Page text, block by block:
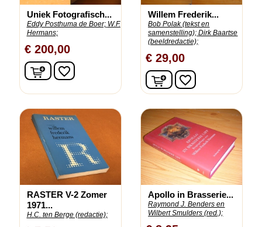
Uniek Fotografisch...
Eddy Posthuma de Boer; W.F.
Hermans;
€ 200,00
In winkelwagen
favorite_border
Willem Frederik...
Bob Polak (tekst en
samenstelling); Dirk Baartse
(beeldredactie);
€ 29,00
In winkelwagen
favorite_border
RASTER V-2 Zomer
1971...
H.C. ten Berge (redactie);
Apollo in Brasserie...
Raymond J. Benders en
Wilbert Smulders (red.);